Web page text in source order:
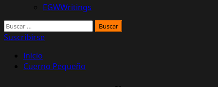
EGWWritings
Buscar:
Suscribirse
Inicio
Cuerno Pequeño